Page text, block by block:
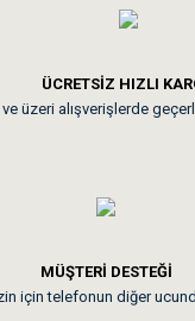
yedi. Tüy
ÜCRETSİZ HIZLI
ve üzeri alışverişlerde
MÜŞTERİ DESTEĞİ
için telefonun diğer